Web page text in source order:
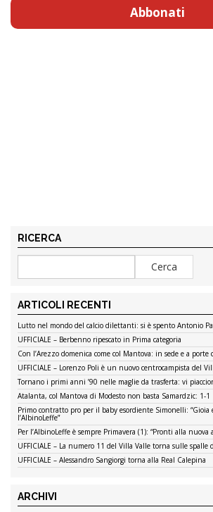
Abbonati
RICERCA
ARTICOLI RECENTI
Lutto nel mondo del calcio dilettanti: si è spento Antonio
UFFICIALE – Berbenno ripescato in Prima categoria
Con l’Arezzo domenica come col Mantova: in sede e a porte
UFFICIALE – Lorenzo Poli è un nuovo centrocampista del
Tornano i primi anni ’90 nelle maglie da trasferta: vi
Atalanta, col Mantova di Modesto non basta Samardzic: 1-1
Primo contratto pro per il baby esordiente Simonelli:
l’AlbinoLeffe”
Per l’AlbinoLeffe è sempre Primavera (1): “Pronti alla
UFFICIALE – La numero 11 del Villa Valle torna sulle spalle
UFFICIALE – Alessandro Sangiorgi torna alla Real Calepina
ARCHIVI